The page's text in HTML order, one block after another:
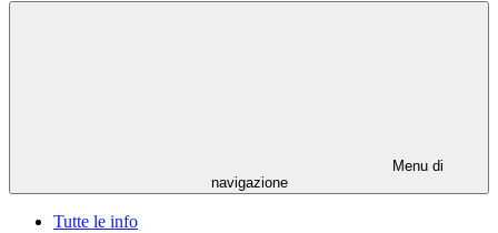
Menu di
navigazione
Tutte le info